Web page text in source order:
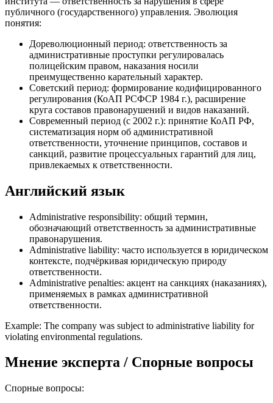
публичного (государственного) управления. Эволюция
понятия:
Дореволюционный период: ответственность за
административные проступки регулировалась
полицейским правом, наказания носили
преимущественно карательный характер.
Советский период: формирование кодифицированного
регулирования (КоАП РСФСР 1984 г.), расширение
круга составов правонарушений и видов наказаний.
Современный период (с 2002 г.): принятие КоАП РФ,
систематизация норм об административной
ответственности, уточнение принципов, составов и
санкций, развитие процессуальных гарантий для лиц,
привлекаемых к ответственности.
Английский язык
Administrative responsibility: общий термин,
обозначающий ответственность за административные
правонарушения.
Administrative liability: часто используется в юридическом
контексте, подчёркивая юридическую природу
ответственности.
Administrative penalties: акцент на санкциях (наказаниях),
применяемых в рамках административной
ответственности.
Example: The company was subject to administrative liability for
violating environmental regulations.
Мнение эксперта / Спорные вопросы
Спорные вопросы: